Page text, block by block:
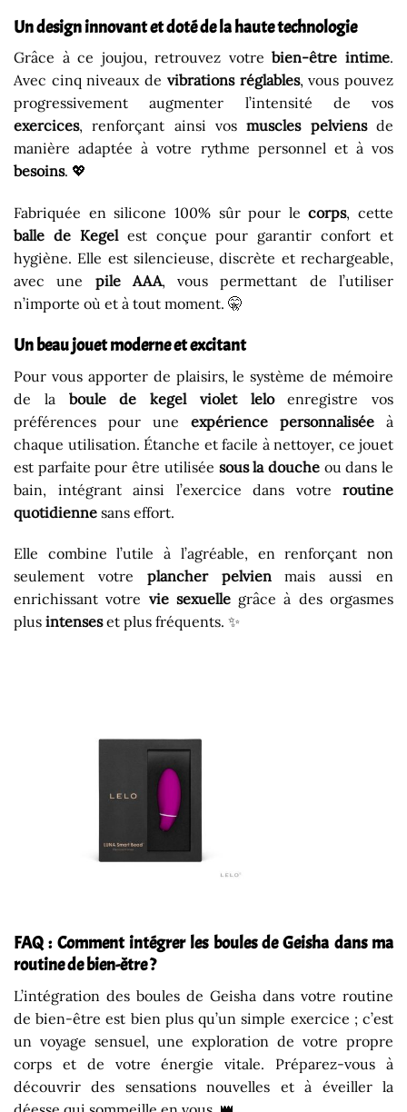
Un design innovant et doté de la haute technologie
Grâce à ce joujou, retrouvez votrebien-être intime.
Avec cinq niveaux de vibrations réglables, vous pouvez
progressivement augmenter l’intensité de vos
exercices, renforçant ainsi vosmuscles pelviensde
manière adaptée à votre rythme personnel et à vos
besoins. 💖
Fabriquée en silicone 100% sûr pour lecorps, cette
balle de Kegelest conçue pour garantir confort et
hygiène. Elle est silencieuse, discrète et rechargeable,
avec une pile AAA, vous permettant de l’utiliser
n’importe où et à tout moment. 🤫
Un beau jouet moderne et excitant
Pour vous apporter de plaisirs, le système de mémoire
de la boule de kegel violet leloenregistre vos
préférences pour une expérience personnalisée à
chaque utilisation. Étanche et facile à nettoyer, ce jouet
est parfaite pour être utilisée sous la doucheou dans le
bain, intégrant ainsi l’exercice dans votre routine
quotidienne sans effort.
Elle combine l’utile à l’agréable, en renforçant non
seulement votre plancher pelvienmais aussi en
enrichissant votre vie sexuellegrâce à des orgasmes
plus intenseset plus fréquents. ✨
FAQ : Comment intégrer les boules de Geisha dans ma
routine de bien-être ?
L’intégration des boules de Geisha dans votre routine
de bien-être est bien plus qu’un simple exercice ; c’est
un voyage sensuel, une exploration de votre propre
corps et de votre énergie vitale. Préparez-vous à
découvrir des sensations nouvelles et à éveiller la